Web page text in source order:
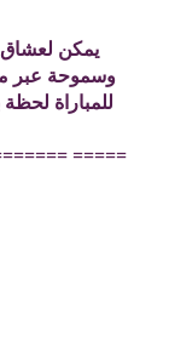
يمكن لعشاق
للمباراة
==========